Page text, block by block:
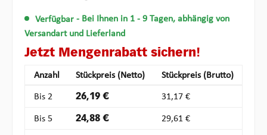
Verfügbar - Bei Ihnen in 1 - 9 Tagen, abhängig von
Versandart und Lieferland
Jetzt Mengenrabatt sichern!
Anzahl Stückpreis (Netto) Stückpreis (Brutto)
Bis 2 26,19 € 31,17 €
Bis 5 24,88 € 29,61 €